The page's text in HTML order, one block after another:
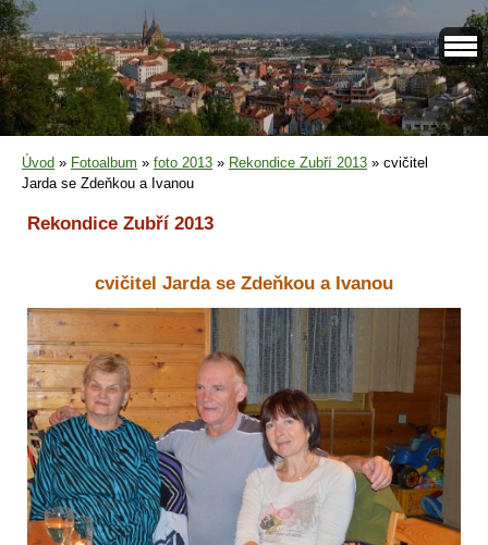
Úvod » Fotoalbum » foto 2013 » Rekondice Zubří 2013 » cvičitel
Jarda se Zdeňkou a Ivanou
Rekondice Zubří 2013
cvičitel Jarda se Zdeňkou a Ivanou